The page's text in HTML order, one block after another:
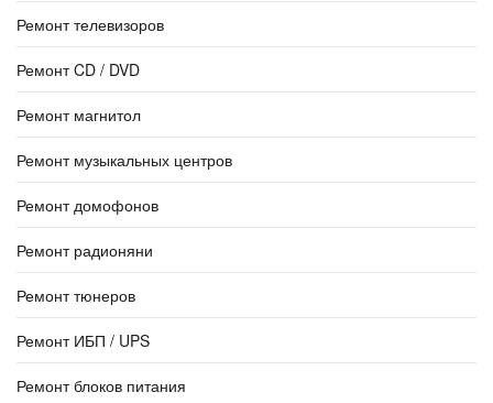
Ремонт телевизоров
Ремонт CD / DVD
Ремонт магнитол
Ремонт музыкальных центров
Ремонт домофонов
Ремонт радионяни
Ремонт тюнеров
Ремонт ИБП / UPS
Ремонт блоков питания